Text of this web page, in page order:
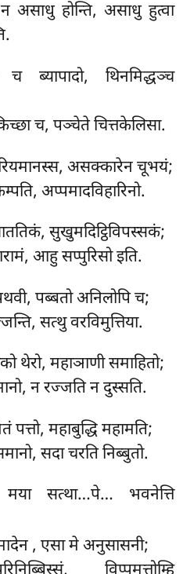
असाधु होन्ति, असाधु हुत्वा
च ब्यापादो, थिनमिद्धञ्च
च, पञ्चेते चित्तकेलिसा.
असक्कारेन चूभयं;
अप्पमादविहारिनो.
सुखुमदिट्ठिविपस्सकं;
आहु सप्पुरिसो इति.
पब्बतो अनिलोपि च;
सत्थु वरविमुत्तिया.
थेरो, महाञाणी समाहितो;
न रज्जति न दुस्सति.
पत्तो, महाबुद्धि महामति;
सदा चरति निब्बुतो.
मया सत्था…पे… भवनेत्ति
, एसा मे अनुसासनी;